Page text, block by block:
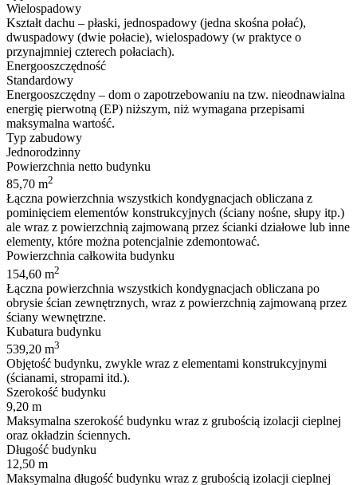
Wielospadowy
Kształt dachu – płaski, jednospadowy (jedna skośna połać),
dwuspadowy (dwie połacie), wielospadowy (w praktyce o
przynajmniej czterech połaciach).
Energooszczędność
Standardowy
Energooszczędny – dom o zapotrzebowaniu na tzw. nieodnawialna
energię pierwotną (EP) niższym, niż wymagana przepisami
maksymalna wartość.
Typ zabudowy
Jednorodzinny
Powierzchnia netto budynku
85,70 m2
Łączna powierzchnia wszystkich kondygnacjach obliczana z
pominięciem elementów konstrukcyjnych (ściany nośne, słupy itp.)
ale wraz z powierzchnią zajmowaną przez ścianki działowe lub inne
elementy, które można potencjalnie zdemontować.
Powierzchnia całkowita budynku
154,60 m2
Łączna powierzchnia wszystkich kondygnacjach obliczana po
obrysie ścian zewnętrznych, wraz z powierzchnią zajmowaną przez
ściany wewnętrzne.
Kubatura budynku
539,20 m3
Objętość budynku, zwykle wraz z elementami konstrukcyjnymi
(ścianami, stropami itd.).
Szerokość budynku
9,20 m
Maksymalna szerokość budynku wraz z grubością izolacji cieplnej
oraz okładzin ściennych.
Długość budynku
12,50 m
Maksymalna długość budynku wraz z grubością izolacji cieplnej